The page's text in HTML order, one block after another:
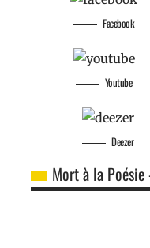
Facebook
Youtube
Deezer
Mort à la